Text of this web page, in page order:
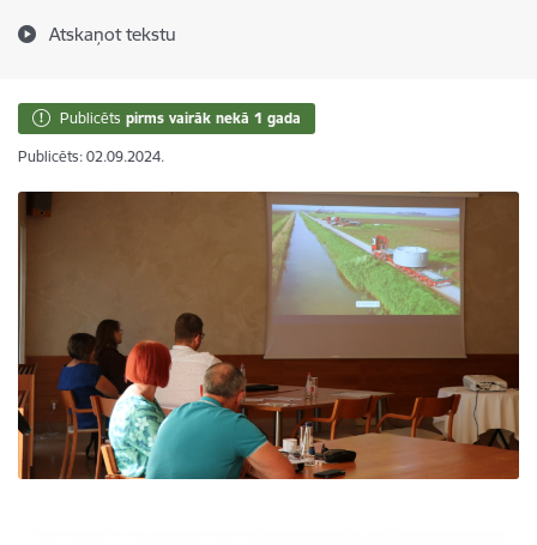
Atskaņot tekstu
Publicēts pirms vairāk nekā 1 gada
Publicēts: 02.09.2024.